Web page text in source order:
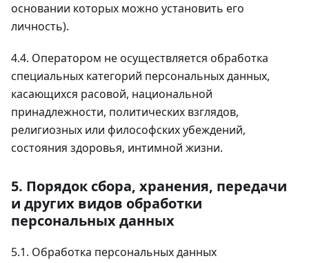
основании которых можно установить его
личность).
4.4. Оператором не осуществляется обработка
специальных категорий персональных данных,
касающихся расовой, национальной
принадлежности, политических взглядов,
религиозных или философских убеждений,
состояния здоровья, интимной жизни.
5. Порядок сбора, хранения, передачи
и других видов обработки
персональных данных
5.1. Обработка персональных данных